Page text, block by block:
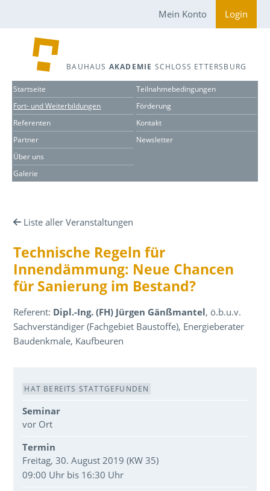
Mein Konto Login
BAUHAUS AKADEMIE SCHLOSS ETTERSBURG
Startseite
Fort- und Weiterbildungen
Referenten
Partner
Über uns
Galerie
Teilnahmebedingungen
Förderung
Kontakt
Newsletter
Liste aller Veranstaltungen
Technische Regeln für
Innendämmung: Neue Chancen
für Sanierung im Bestand?
Referent: Dipl.-Ing. (FH) Jürgen Gänßmantel, ö.b.u.v.
Sachverständiger (Fachgebiet Baustoffe), Energieberater
Baudenkmale, Kaufbeuren
Veranstaltungsdaten
HAT BEREITS STATTGEFUNDEN
Seminar
vor Ort
Termin
Freitag, 30. August 2019 (KW 35)
09:00 Uhr bis 16:30 Uhr